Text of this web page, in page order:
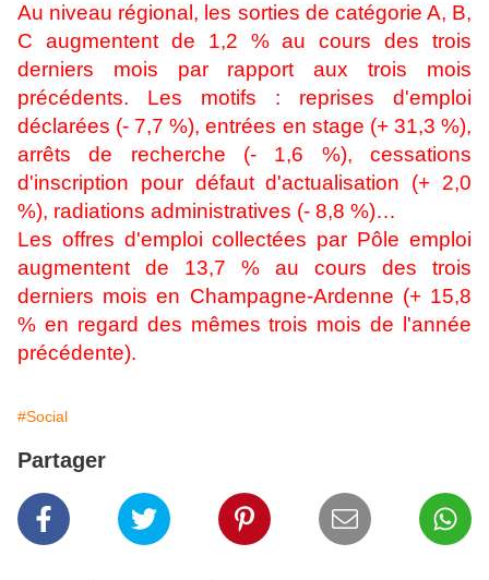
Au niveau régional, les sorties de catégorie A, B,
C augmentent de 1,2 % au cours des trois
derniers mois par rapport aux trois mois
précédents. Les motifs : reprises d'emploi
déclarées (- 7,7 %), entrées en stage (+ 31,3 %),
arrêts de recherche (- 1,6 %), cessations
d'inscription pour défaut d'actualisation (+ 2,0
%), radiations administratives (- 8,8 %)…
Les offres d'emploi collectées par Pôle emploi
augmentent de 13,7 % au cours des trois
derniers mois en Champagne-Ardenne (+ 15,8
% en regard des mêmes trois mois de l'année
précédente).
#Social
Partager